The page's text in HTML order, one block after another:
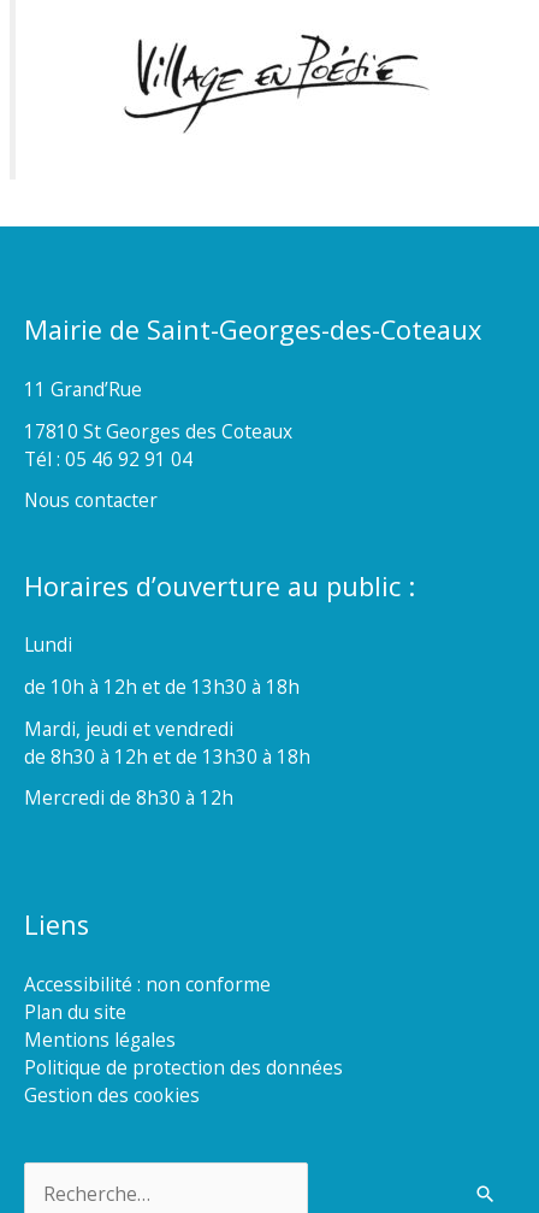
Mairie de Saint-Georges-des-Coteaux
11 Grand’Rue
17810 St Georges des Coteaux
Tél : 05 46 92 91 04
Nous contacter
Horaires d’ouverture au public :
Lundi
de 10h à 12h et de 13h30 à 18h
Mardi, jeudi et vendredi
de 8h30 à 12h et de 13h30 à 18h
Mercredi de 8h30 à 12h
Liens
Accessibilité : non conforme
Plan du site
Mentions légales
Politique de protection des données
Gestion des cookies